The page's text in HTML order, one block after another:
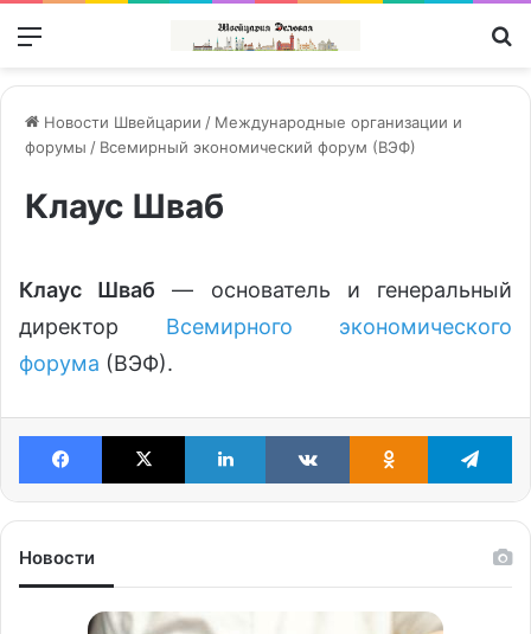
Меню
Новости Швейцарии / Международные организации и
форумы / Всемирный экономический форум (ВЭФ)
Клаус Шваб
Клаус Шваб — основатель и генеральный
директор Всемирного экономического
форума (ВЭФ).
Facebook X LinkedIn VKontakteOdnoklassniki
Новости